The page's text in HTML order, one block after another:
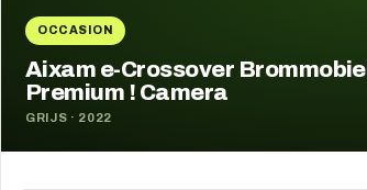
OCCASION
Aixam e-Crossover Brommobiel
Premium ! Camera
GRIJS · 2022